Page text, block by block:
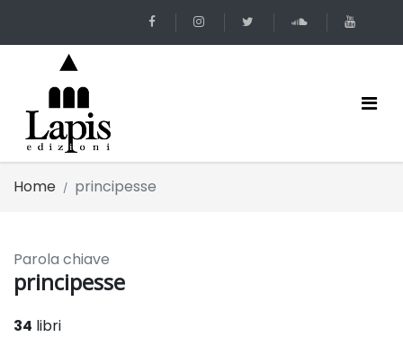
Home principesse
Parola chiave
principesse
34 libri